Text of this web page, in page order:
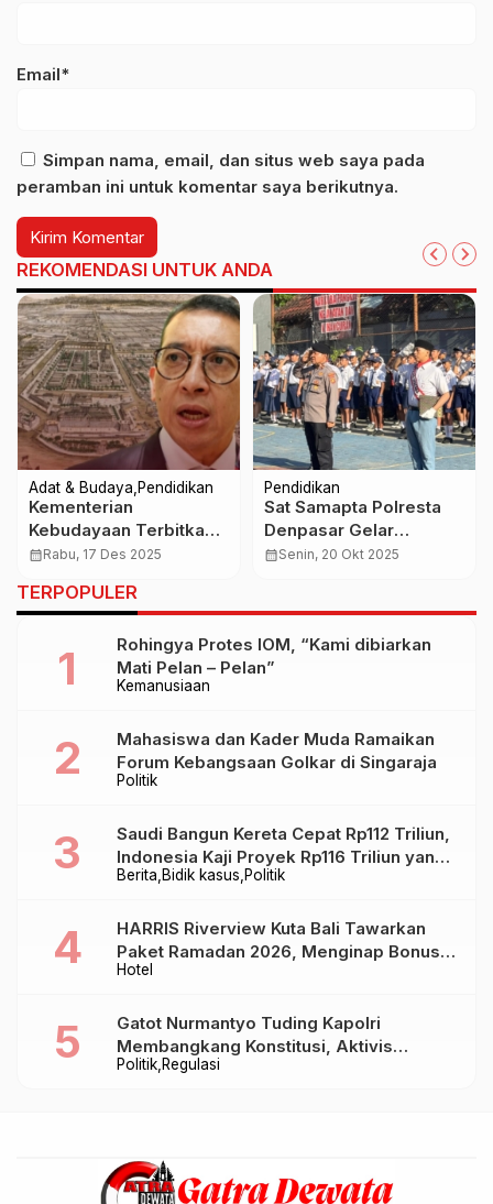
Email*
Simpan nama, email, dan situs web saya pada
peramban ini untuk komentar saya berikutnya.
REKOMENDASI UNTUK ANDA
Adat & Budaya Pendidikan
Kementerian
Kebudayaan Terbitkan
Buku Sejarah Baru,
Penjajahan 350 Tahun
calendar_monthRabu, 17 Des 2025
Pendidikan
Sat Samapta Polresta
Denpasar Gelar
Sosialisasi di Sekolah,
Remaja
calendar_monthSenin, 20 Okt 2025
TERPOPULER
Kemanusiaan
Rohingya Protes IOM, “Kami dibiarkan
Mati Pelan – Pelan”
Politik
Mahasiswa dan Kader Muda Ramaikan
Forum Kebangsaan Golkar di Singaraja
Berita Bidik kasus Politik
Saudi Bangun Kereta Cepat Rp112 Triliun,
Indonesia Kaji Proyek Rp116 Triliun yang
Baru Sampai Bandung
Hotel
HARRIS Riverview Kuta Bali Tawarkan
Paket Ramadan 2026, Menginap Bonus
Takjil hingga Bukber Mulai Rp88.888
Politik Regulasi
Gatot Nurmantyo Tuding Kapolri
Membangkang Konstitusi, Aktivis
Tegaskan Polri Tak Punya Sejarah